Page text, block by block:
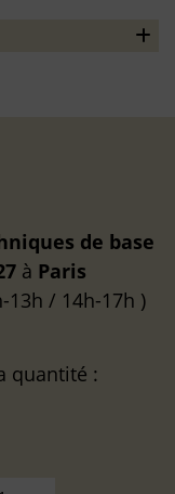
de base
à Paris
13h / 14h-17h )
quantité :